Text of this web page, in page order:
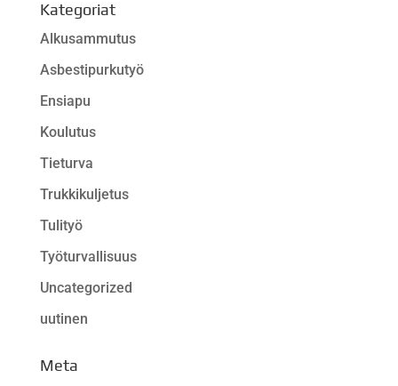
Kategoriat
Alkusammutus
Asbestipurkutyö
Ensiapu
Koulutus
Tieturva
Trukkikuljetus
Tulityö
Työturvallisuus
Uncategorized
uutinen
Meta